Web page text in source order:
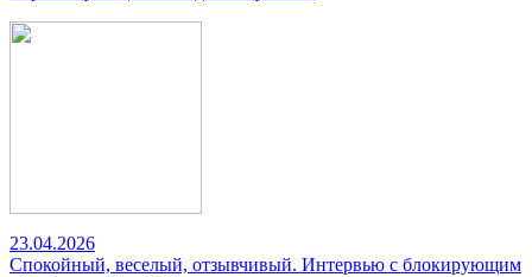
23.04.2026
Спокойный, веселый, отзывчивый. Интервью с блокирующим